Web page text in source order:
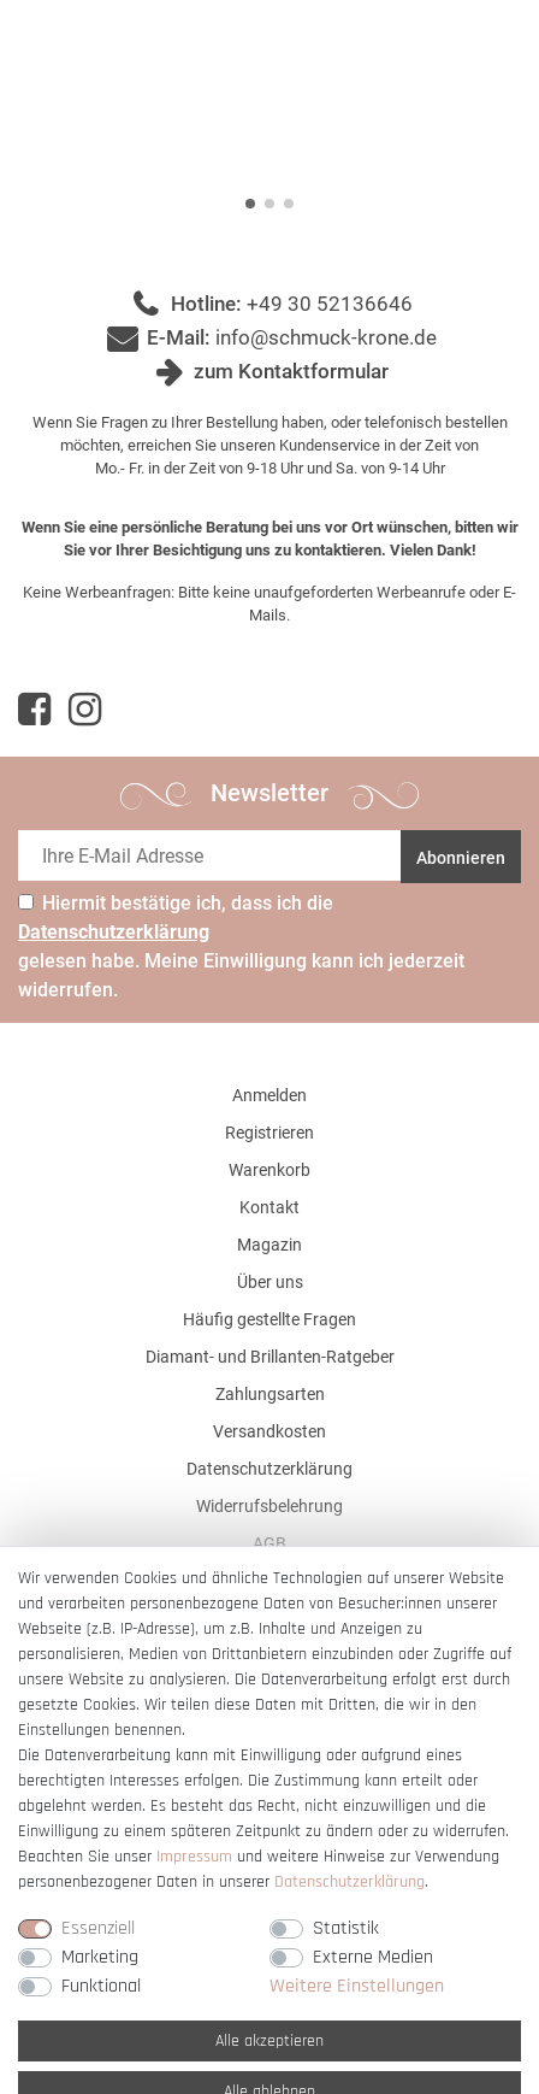
Hotline: +49 30 52136646
E-Mail: info@schmuck-krone.de
zum Kontaktformular
Wenn Sie Fragen zu Ihrer Bestellung haben, oder telefonisch bestellen
möchten, erreichen Sie unseren Kundenservice in der Zeit von
Mo.- Fr. in der Zeit von 9-18 Uhr und Sa. von 9-14 Uhr
Wenn Sie eine persönliche Beratung bei uns vor Ort wünschen, bitten wir
Sie vor Ihrer Besichtigung uns zu kontaktieren. Vielen Dank!
Keine Werbeanfragen: Bitte keine unaufgeforderten Werbeanrufe oder E-
Mails.
Newsletter
Abonnieren
Hiermit bestätige ich, dass ich die
Daten­schutz­erklärung
gelesen habe. Meine Einwilligung kann ich jederzeit
widerrufen.
Anmelden
Registrieren
Warenkorb
Kontakt
Magazin
Über uns
Häufig gestellte Fragen
Diamant- und Brillanten-Ratgeber
Zahlungsarten
Versandkosten
Datenschutzerklärung
Widerrufsbelehrung
AGB
Impressum
Barrierefreiheitserklärung
Vertrag widerrufen
Wir verwenden Cookies und ähnliche Technologien auf unserer Website
und verarbeiten personenbezogene Daten von Besucher:innen unserer
Webseite (z.B. IP-Adresse), um z.B. Inhalte und Anzeigen zu
personalisieren, Medien von Drittanbietern einzubinden oder Zugriffe auf
unsere Website zu analysieren. Die Datenverarbeitung erfolgt erst durch
gesetzte Cookies. Wir teilen diese Daten mit Dritten, die wir in den
Einstellungen benennen.
Die Datenverarbeitung kann mit Einwilligung oder aufgrund eines
berechtigten Interesses erfolgen. Die Zustimmung kann erteilt oder
abgelehnt werden. Es besteht das Recht, nicht einzuwilligen und die
Einwilligung zu einem späteren Zeitpunkt zu ändern oder zu widerrufen.
Beachten Sie unser Impressum und weitere Hinweise zur Verwendung
personenbezogener Daten in unserer Daten­schutz­erklärung.
Essenziell
Statistik
Marketing
Externe Medien
Funktional
Weitere Einstellungen
Alle akzeptieren